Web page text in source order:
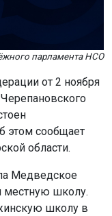
парламента НСО
от 2 ноября
Черепановского
этом сообщает
области.
Медведское
местную школу.
школу в